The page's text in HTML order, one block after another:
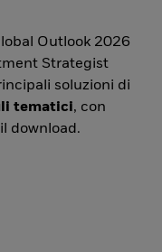
Outlook 2026
Strategist
soluzioni di
tematici, con
download.